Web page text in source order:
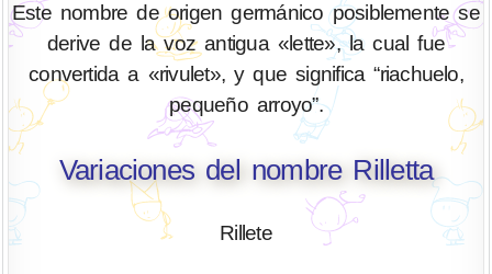
Este nombre de origen germánico posiblemente se
derive de la voz antigua «lette», la cual fue
convertida a «rivulet», y que significa “riachuelo,
pequeño arroyo”.
Variaciones del nombre Rilletta
Rillete